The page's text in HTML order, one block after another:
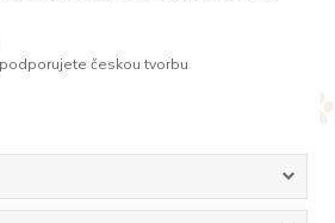
českou tvorbu